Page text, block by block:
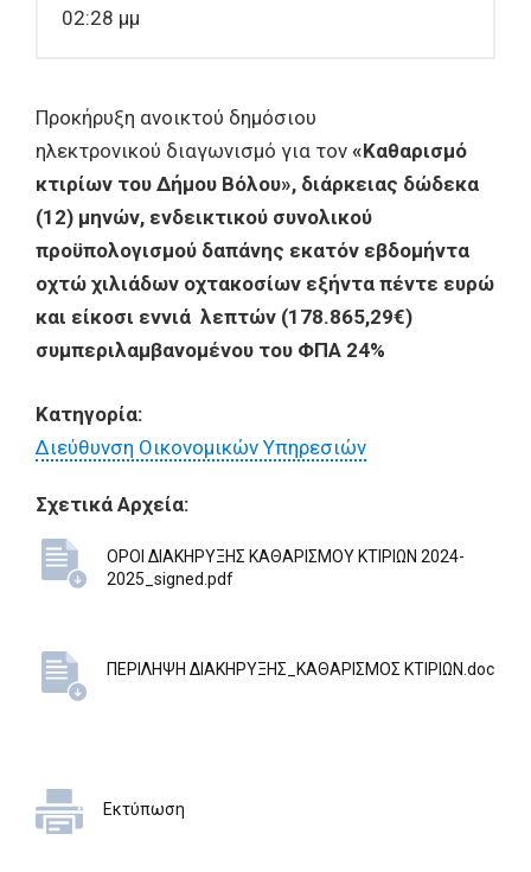
02:28 μμ
Προκήρυξη ανοικτού δημόσιου
ηλεκτρονικού διαγωνισμό για τον «Καθαρισμό
κτιρίων του Δήμου Βόλου», διάρκειας δώδεκα
(12) μηνών, ενδεικτικού συνολικού
προϋπολογισμού δαπάνης εκατόν εβδομήντα
οχτώ χιλιάδων οχτακοσίων εξήντα πέντε ευρώ
και είκοσι εννιά λεπτών (178.865,29€)
συμπεριλαμβανομένου του ΦΠΑ 24%
Κατηγορία:
Διεύθυνση Οικονομικών Υπηρεσιών
Σχετικά Αρχεία:
ΟΡΟΙ ΔΙΑΚΗΡΥΞΗΣ ΚΑΘΑΡΙΣΜΟΥ ΚΤΙΡΙΩΝ 2024-
2025_signed.pdf
ΠΕΡΙΛΗΨΗ ΔΙΑΚΗΡΥΞΗΣ_ΚΑΘΑΡΙΣΜΟΣ ΚΤΙΡΙΩΝ.doc
Εκτύπωση